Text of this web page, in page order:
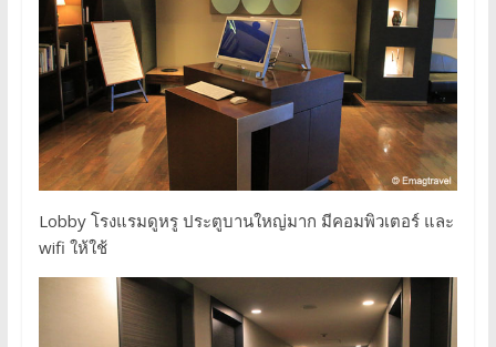
Lobby โรงแรมดูหรู ประตูบานใหญ่มาก มีคอมพิวเตอร์ และ
wifi ให้ใช้